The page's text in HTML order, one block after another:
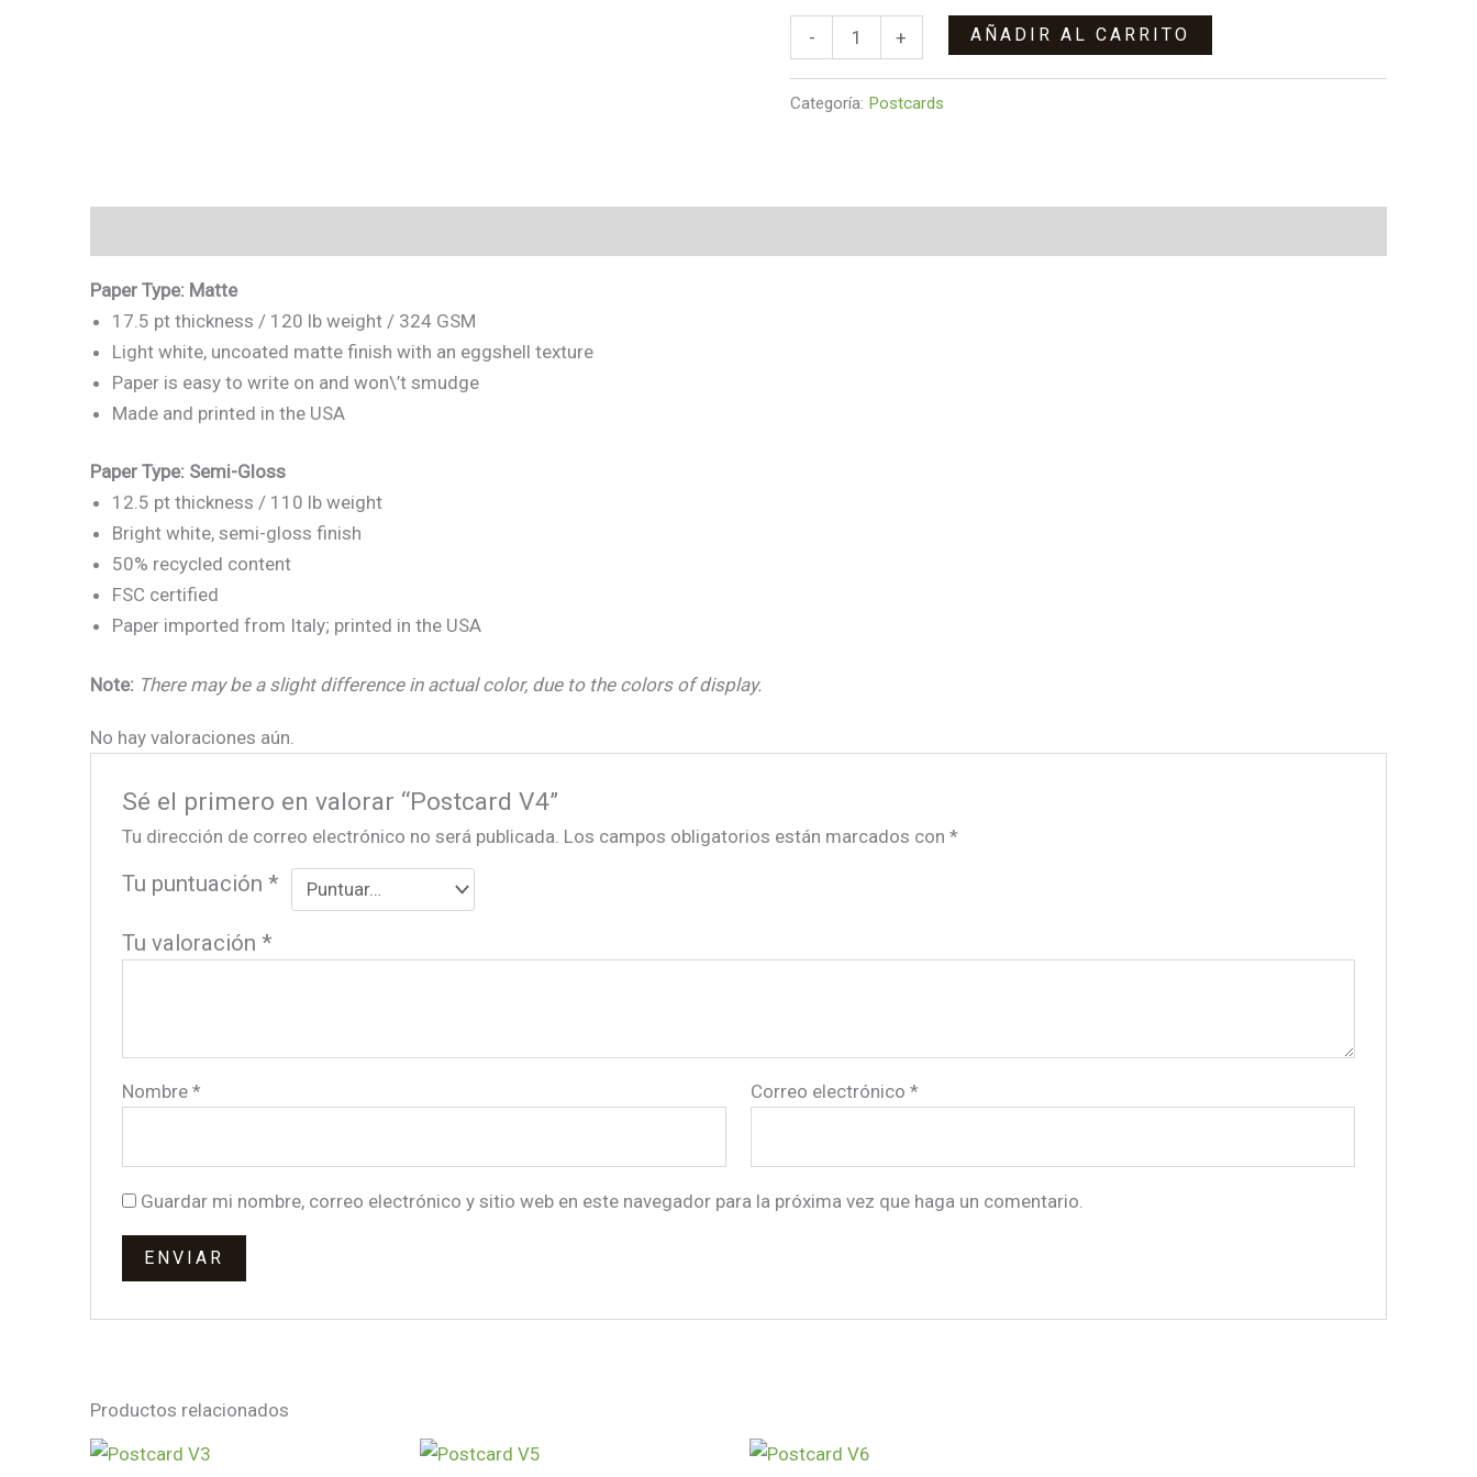
- + AÑADIR AL CARRITO
Categoría: Postcards
Paper Type: Matte
17.5 pt thickness / 120 lb weight / 324 GSM
Light white, uncoated matte finish with an eggshell texture
Paper is easy to write on and won\’t smudge
Made and printed in the USA
Paper Type: Semi-Gloss
12.5 pt thickness / 110 lb weight
Bright white, semi-gloss finish
50% recycled content
FSC certified
Paper imported from Italy; printed in the USA
Note: There may be a slight difference in actual color, due to the colors of display.
No hay valoraciones aún.
Sé el primero en valorar “Postcard V4”
Tu dirección de correo electrónico no será publicada. Los campos obligatorios están marcados con*
Tu puntuación*
Tu valoración*
Nombre* Correo electrónico*
Guardar mi nombre, correo electrónico y sitio web en este navegador para la próxima vez que haga un comentario.
Productos relacionados